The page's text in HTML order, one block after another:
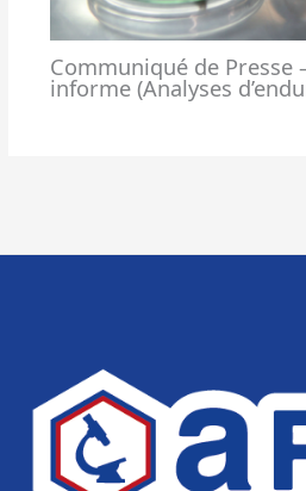
Communiqué de Presse –
informe (Analyses